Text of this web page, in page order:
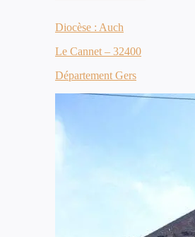
Diocèse : Auch
Le Cannet – 32400
Département Gers